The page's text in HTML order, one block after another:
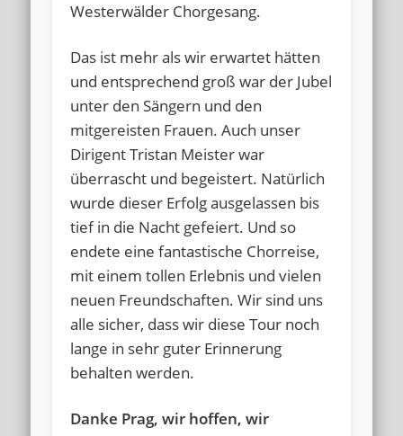
Westerwälder Chorgesang.
Das ist mehr als wir erwartet hätten
und entsprechend groß war der Jubel
unter den Sängern und den
mitgereisten Frauen. Auch unser
Dirigent Tristan Meister war
überrascht und begeistert. Natürlich
wurde dieser Erfolg ausgelassen bis
tief in die Nacht gefeiert. Und so
endete eine fantastische Chorreise,
mit einem tollen Erlebnis und vielen
neuen Freundschaften. Wir sind uns
alle sicher, dass wir diese Tour noch
lange in sehr guter Erinnerung
behalten werden.
Danke Prag, wir hoffen, wir